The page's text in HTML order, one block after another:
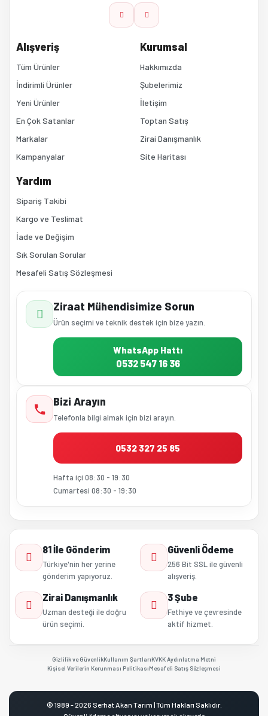
Bu ürüne benzer farklı alternatifler olmalı.
Gönder
Alışveriş
Tüm Ürünler
İndirimli Ürünler
Yeni Ürünler
En Çok Satanlar
Markalar
Kampanyalar
Kurumsal
Hakkımızda
Şubelerimiz
İletişim
Toptan Satış
Zirai Danışmanlık
Site Haritası
Yardım
Sipariş Takibi
Kargo ve Teslimat
İade ve Değişim
Sık Sorulan Sorular
Mesafeli Satış Sözleşmesi
Ziraat Mühendisimize Sorun
Ürün seçimi ve teknik destek için bize yazın.
WhatsApp Hattı
0532 547 16 36
Bizi Arayın
Telefonla bilgi almak için bizi arayın.
0532 327 25 85
Hafta içi 08:30 - 19:30
Cumartesi 08:30 - 19:30
81 İle Gönderim
Türkiye'nin her yerine
gönderim yapıyoruz.
Güvenli Ödeme
256 Bit SSL ile güvenli
alışveriş.
Zirai Danışmanlık
Uzman desteği ile doğru
ürün seçimi.
3 Şube
Fethiye ve çevresinde
aktif hizmet.
Gizlilik ve GüvenlikKullanım ŞartlarıKVKK Aydınlatma Metni
Kişisel Verilerin Korunması PolitikasıMesafeli Satış Sözleşmesi
© 1989 - 2026 Serhat Akan Tarım | Tüm Hakları Saklıdır.